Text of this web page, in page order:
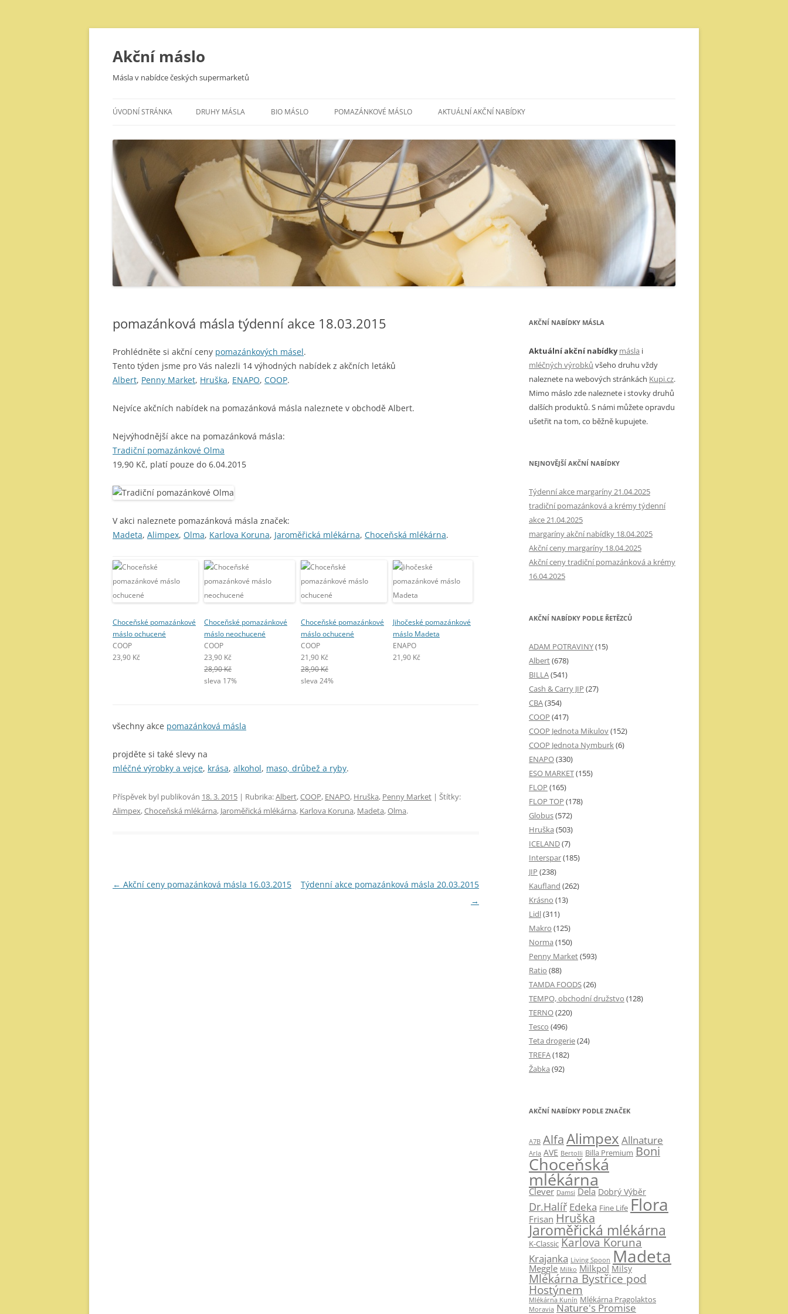
Přejít
obsahu
webu
Akční máslo
Másla v nabídce českých supermarketů
ÚVODNÍ STRÁNKA DRUHY MÁSLA BIO MÁSLO POMAZÁNKOVÉ MÁSLO AKTUÁLNÍ AKČNÍ NABÍDKY
pomazánková másla týdenní akce 18.03.2015
Prohlédněte si akční ceny pomazánkových másel.
Tento týden jsme pro Vás nalezli 14 výhodných nabídek z akčních letáků
Albert, Penny Market, Hruška, ENAPO, COOP.
Nejvíce akčních nabídek na pomazánková másla naleznete v obchodě Albert.
Nejvýhodnější akce na pomazánková másla:
Tradiční pomazánkové Olma
19,90 Kč, platí pouze do 6.04.2015
V akci naleznete pomazánková másla značek:
Madeta, Alimpex, Olma, Karlova Koruna, Jaroměřická mlékárna, Choceňská mlékárna.
Choceňské pomazánkové
máslo ochucené
COOP
23,90 Kč
Choceňské pomazánkové
máslo neochucené
COOP
23,90 Kč
28,90 Kč
sleva 17%
Choceňské pomazánkové
máslo ochucené
COOP
21,90 Kč
28,90 Kč
sleva 24%
Jihočeské pomazánkové
máslo Madeta
ENAPO
21,90 Kč
všechny akce pomazánková másla
projděte si také slevy na
mléčné výrobky a vejce, krása, alkohol, maso, drůbež a ryby.
Příspěvek byl publikován 18. 3. 2015 | Rubrika:Albert,COOP, ENAPO, Hruška, Penny Market | Štítky:
Alimpex,Choceňská mlékárna, Jaroměřická mlékárna, Karlova Koruna, Madeta,Olma.
Navigace
← Akční ceny pomazánková másla 16.03.2015
Týdenní akce pomazánková másla 20.03.2015
→
AKČNÍ NABÍDKY MÁSLA
Aktuální akční nabídky másla i
mléčných výrobků všeho druhu vždy
naleznete na webových stránkách Kupi.cz.
Mimo máslo zde naleznete i stovky druhů
dalších produktů. S námi můžete opravdu
ušetřit na tom, co běžně kupujete.
NEJNOVĚJŠÍ AKČNÍ NABÍDKY
Týdenní akce margaríny 21.04.2025
tradiční pomazánková a krémy týdenní
akce 21.04.2025
margaríny akční nabídky 18.04.2025
Akční ceny margaríny 18.04.2025
Akční ceny tradiční pomazánková a krémy
16.04.2025
AKČNÍ NABÍDKY PODLE ŘETĚZCŮ
ADAM POTRAVINY(15)
Albert(678)
BILLA(541)
Cash & Carry JIP (27)
CBA(354)
COOP (417)
COOP Jednota Mikulov(152)
COOP Jednota Nymburk(6)
ENAPO(330)
ESO MARKET(155)
FLOP (165)
FLOP TOP (178)
Globus(572)
Hruška (503)
ICELAND(7)
Interspar(185)
JIP (238)
Kaufland (262)
Krásno (13)
Lidl(311)
Makro (125)
Norma (150)
Penny Market(593)
Ratio (88)
TAMDA FOODS(26)
TEMPO, obchodní družstvo (128)
TERNO(220)
Tesco (496)
Teta drogerie(24)
TREFA(182)
Žabka (92)
AKČNÍ NABÍDKY PODLE ZNAČEK
A7B AlfaAlimpex Allnature
Arla AVE Bertolli Billa Premium Boni
Choceňská
mlékárna
Clever Damsi Dela Dobrý Výběr
Dr.Halíř Edeka Fine Life Flora
Frisan Hruška
Jaroměřická mlékárna
K-Classic Karlova Koruna
Krajanka Living Spoon Madeta
Meggle Milko Milkpol Milsy
Mlékárna Bystřice pod
Hostýnem
Mlékárna Kunín Mlékárna Pragolaktos
Moravia Nature's Promise